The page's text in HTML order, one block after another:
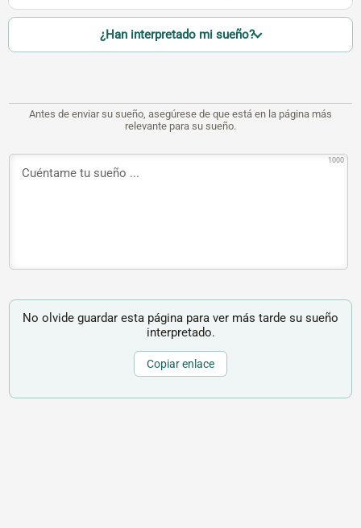
¿Han interpretado mi sueño?
Antes de enviar su sueño, asegúrese de que está en la página más
relevante para su sueño.
1000
No olvide guardar esta página para ver más tarde su sueño
interpretado.
Copiar enlace